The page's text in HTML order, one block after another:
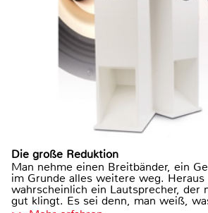
Die große Reduktion
Man nehme einen Breitbänder, ein
im Grunde alles weitere weg.
wahrscheinlich ein Lautsprecher, der
gut klingt. Es sei denn, man weiß,